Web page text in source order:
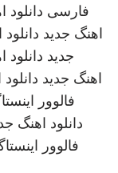
فارسی دانلود
اهنگ جدید
جدید دانلود
اهنگ جدید
فالوور
دانلود اهنگ
فالوور